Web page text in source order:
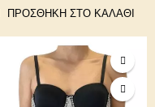
ΠΡΟΣΘΉΚΗ ΣΤΟ ΚΑΛΆΘΙ